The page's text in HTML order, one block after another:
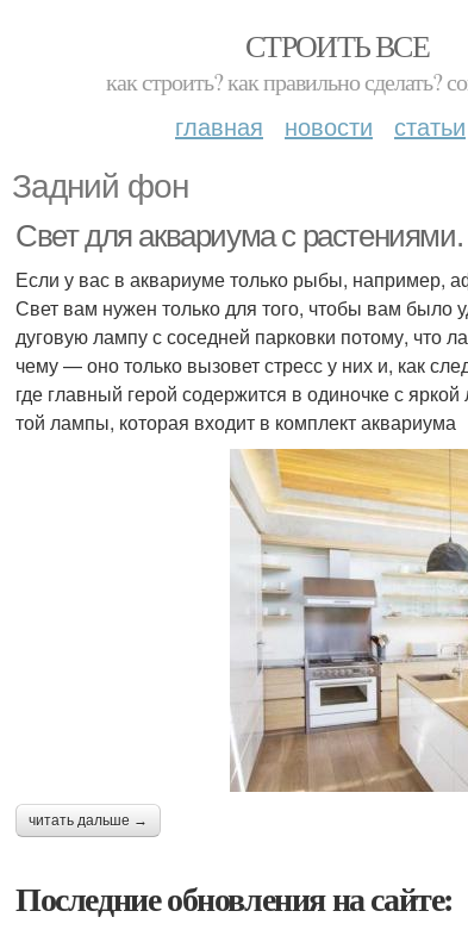
СТРОИТЬ ВСЕ
как строить? как правильно сделать?
главная новости статьи
Задний фон
Свет для аквариума с
Если у вас в аквариуме только рыбы, например,
Свет вам нужен только для того, чтобы вам было
дуговую лампу с соседней парковки потому,
чему — оно только вызовет стресс у них и, как
где главный герой содержится в одиночке с
той лампы, которая входит в комплект аквариума
читать дальше →
Последние обновления на сайте: